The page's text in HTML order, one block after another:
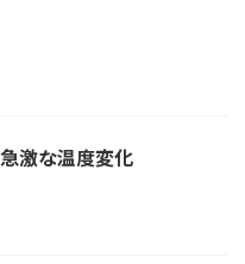
激な温度変化